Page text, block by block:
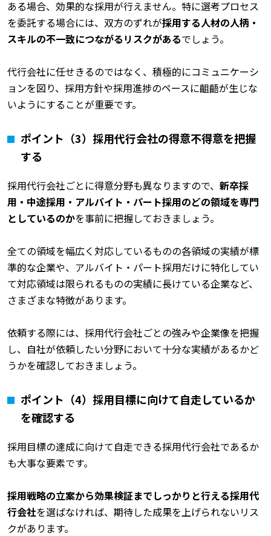
ある場合、効果的な採用が行えません。特に選考プロセス
を委託する場合には、双方のずれが採用する人材の人柄・
スキルの不一致につながるリスクがあるでしょう。
代行会社に任せきるのではなく、積極的にコミュニケーシ
ョンを図り、採用方針や採用進捗のペースに齟齬が生じな
いようにすることが重要です。
ポイント（3）採用代行会社の得意不得意を把握
する
採用代行会社ごとに得意分野も異なりますので、 新卒採
用・中途採用・アルバイト・パート採用のどの領域を専門
としているのかを事前に把握しておきましょう。
全ての領域を幅広く対応しているものの各領域の実績が標
準的な企業や、アルバイト・パート採用だけに特化してい
て対応領域は限られるものの実績に長けている企業など、
さまざまな特徴があります。
依頼する際には、採用代行会社ごとの強みや企業像を把握
し、自社が依頼したい分野において十分な実績があるかど
うかを確認しておきましょう。
ポイント（4）採用目標に向けて自走しているか
を確認する
採用目標の達成に向けて自走できる採用代行会社であるか
も大事な要素です。
採用戦略の立案から効果検証までしっかりと行える採用代
行会社を選ばなければ、期待した成果を上げられないリス
クがあります。